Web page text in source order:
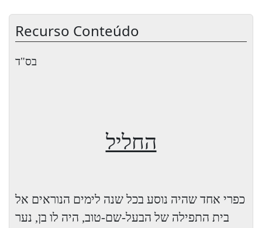
Recurso Conteúdo
בס"ד
החליל
כפרי אחד שהיה נוסע בכל שנה לימים הנוראים אל
בית התפילה של הבעל-שם-טוב, היה לו בן, נער